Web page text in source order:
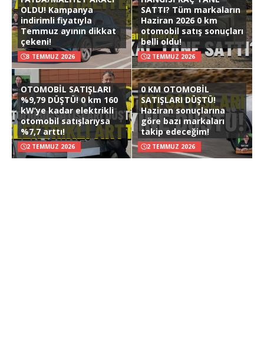
OLDU! Kampanya
indirimli fiyatıyla
Temmuz ayının dikkat
çekeni!
3 TEMMUZ 2026
SATTI? Tüm markaların
Haziran 2026 0 km
otomobil satış sonuçları
belli oldu!
2 TEMMUZ 2026
OTOMOBİL SATIŞLARI
%9,79 DÜŞTÜ! 0 km 160
kW’ye kadar elektrikli
otomobil satışlarıysa
%7,7 arttı!
2 TEMMUZ 2026
0 KM OTOMOBİL
SATIŞLARI DÜŞTÜ!
Haziran sonuçlarına
göre bazı markaları
takip edeceğim!
2 TEMMUZ 2026